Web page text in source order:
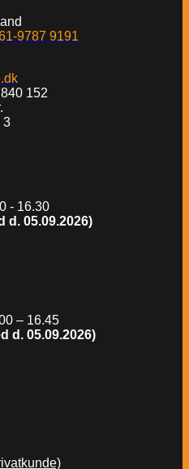
9787 9191
152
3
- 16.30
d. 05.09.2026)
– 16.45
d. 05.09.2026)